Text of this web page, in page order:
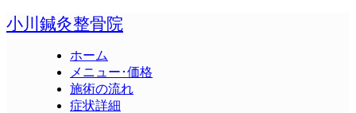
小川鍼灸整骨院
ホーム
メニュー･価格
施術の流れ
症状詳細